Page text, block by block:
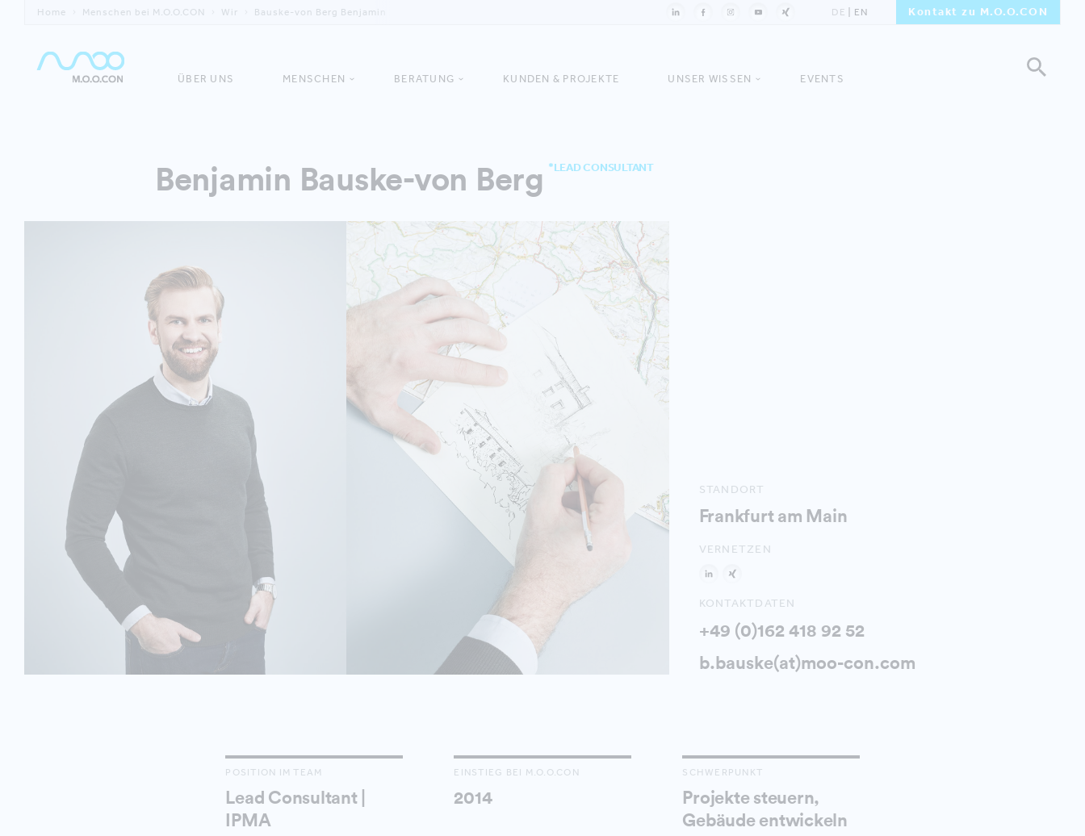
Home Menschen bei M.O.O.CON Wir Bauske-von Berg Benjamin DE EN Kontakt zu M.O.O.CON
ÜBER UNS MENSCHEN BERATUNG KUNDEN & PROJEKTE UNSER WISSEN EVENTS
Benjamin Bauske-von Berg *LEAD CONSULTANT
STANDORT
Frankfurt am Main
VERNETZEN
KONTAKTDATEN
+49 (0)162 418 92 52
b.bauske(at)moo-con.com
POSITION IM TEAM
Lead Consultant |
IPMA
EINSTIEG BEI M.O.O.CON
2014
SCHWERPUNKT
Projekte steuern,
Gebäude entwickeln